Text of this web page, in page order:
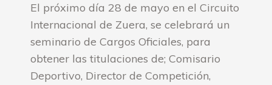
El próximo día 28 de mayo en el Circuito
Internacional de Zuera, se celebrará un
seminario de Cargos Oficiales, para
obtener las titulaciones de; Comisario
Deportivo, Director de Competición,